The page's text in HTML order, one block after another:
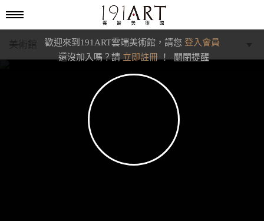
歡迎來到191ART雲端美術館，請您 登入會員
還沒加入嗎？請 立即註冊！ 關閉提醒